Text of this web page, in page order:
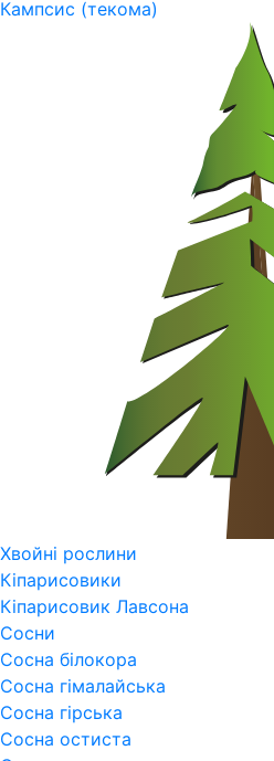
Кампсис (текома)
Хвойні рослини
Кіпарисовики
Кіпарисовик Лавсона
Сосни
Сосна білокора
Сосна гімалайська
Сосна гірська
Сосна остиста